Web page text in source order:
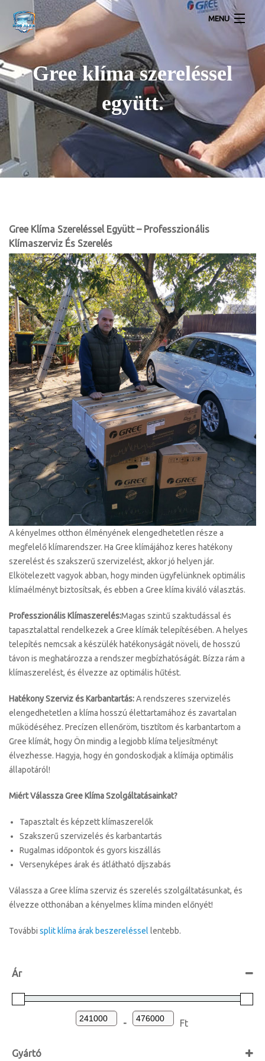
MENU
Lakossági légkondícionálók
Inverteres Klíma Akció Szereléssel
Klíma Galéria
Légkondícionálás Kapcsolat
Gree klíma szereléssel
együtt.
Gree Klíma Szereléssel Együtt – Professzionális
Klímaszerviz És Szerelés
A kényelmes otthon élményének elengedhetetlen része a
megfelelő klímarendszer. Ha Gree klímájához keres hatékony
szerelést és szakszerű szervizelést, akkor jó helyen jár.
Elkötelezett vagyok abban, hogy minden ügyfelünknek optimális
klímaélményt biztosítsak, és ebben a Gree klíma kiváló választás.
Professzionális Klímaszerelés:Magas szintű szaktudással és
tapasztalattal rendelkezek a Gree klímák telepítésében. A helyes
telepítés nemcsak a készülék hatékonyságát növeli, de hosszú
távon is meghatározza a rendszer megbízhatóságát. Bízza rám a
klímaszerelést, és élvezze az optimális hűtést.
Hatékony Szerviz és Karbantartás:A rendszeres szervizelés
elengedhetetlen a klíma hosszú élettartamához és zavartalan
működéséhez. Precízen ellenőröm, tisztítom és karbantartom a
Gree klímát, hogy Ön mindig a legjobb klíma teljesítményt
élvezhesse. Hagyja, hogy én gondoskodjak a klímája optimális
állapotáról!
Miért Válassza Gree Klíma Szolgáltatásainkat?
Tapasztalt és képzett klímaszerelők
Szakszerű szervizelés és karbantartás
Rugalmas időpontok és gyors kiszállás
Versenyképes árak és átlátható díjszabás
Válassza a Gree klíma szerviz és szerelés szolgáltatásunkat, és
élvezze otthonában a kényelmes klíma minden előnyét!
További split klíma árak beszereléssel lentebb.
Ár
- Ft
Gyártó